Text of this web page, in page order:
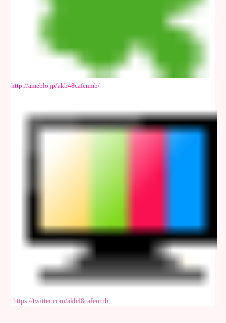
http://ameblo.jp/akb48cafenmb/
https://twitter.com/akb48cafenmb